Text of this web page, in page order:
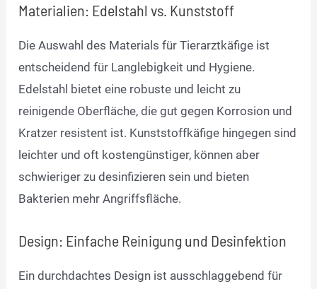
Materialien: Edelstahl vs. Kunststoff
Die Auswahl des Materials für Tierarztkäfige ist
entscheidend für Langlebigkeit und Hygiene.
Edelstahl bietet eine robuste und leicht zu
reinigende Oberfläche, die gut gegen Korrosion und
Kratzer resistent ist. Kunststoffkäfige hingegen sind
leichter und oft kostengünstiger, können aber
schwieriger zu desinfizieren sein und bieten
Bakterien mehr Angriffsfläche.
Design: Einfache Reinigung und Desinfektion
Ein durchdachtes Design ist ausschlaggebend für